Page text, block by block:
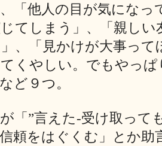
「他人の目が気になっ
てしまう」、「親しい
、「見かけが大事って
くやしい。でもやっ
ど９つ。
「”言えた‐受け取って
頼をはぐくむ」とか助